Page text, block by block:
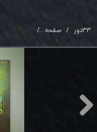
33دور صفحه